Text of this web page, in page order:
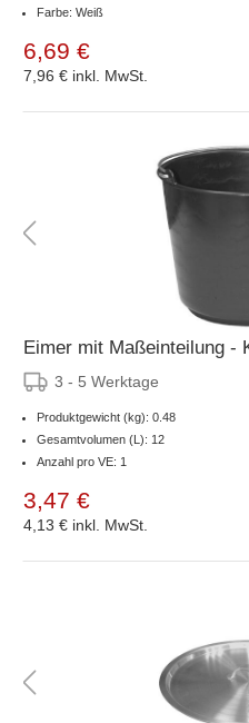
Farbe: Weiß
6,69 €
7,96 € inkl. MwSt.
Eimer mit Maßeinteilung -
3 - 5 Werktage
Produktgewicht (kg): 0.48
Gesamtvolumen (L): 12
Anzahl pro VE: 1
3,47 €
4,13 € inkl. MwSt.